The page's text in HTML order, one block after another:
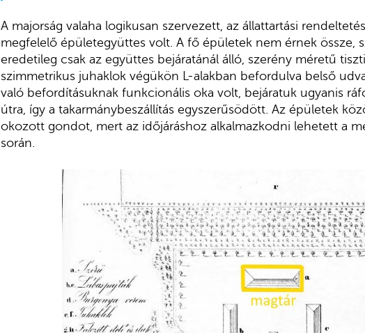
A majorság valaha logikusan szervezett, az állattartási
megfelelő épületegyüttes volt. A fő épületek nem érnek össze,
eredetileg csak az együttes bejáratánál álló, szerény méretű
szimmetrikus juhaklok végükön L-alakban befordulva belső
való befordításuknak funkcionális oka volt, bejáratuk ugyanis
útra, így a takarmánybeszállítás egyszerűsödött. Az épületek
okozott gondot, mert az időjáráshoz alkalmazkodni lehetett a
során.